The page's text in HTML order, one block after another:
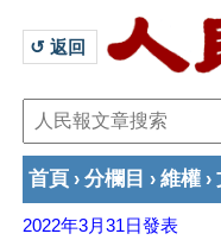
↺ 返回
首頁 › 分欄目 › 維權 ›
2022年3月31日發表